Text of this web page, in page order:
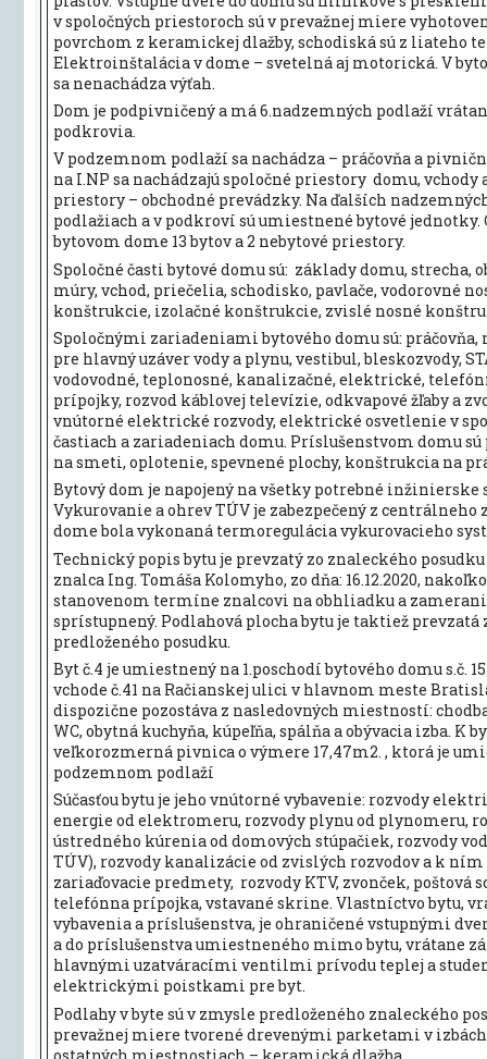
v spoločných priestoroch sú v prevažnej miere
povrchom z keramickej dlažby, schodiská sú z liateho
Elektroinštalácia v dome – svetelná aj motorická. V
sa nenachádza výťah.
Dom je podpivničený a má 6.nadzemných podlaží
podkrovia.
V podzemnom podlaží sa nachádza – práčovňa a
na I.NP sa nachádzajú spoločné priestory domu, vchody
priestory – obchodné prevádzky. Na ďalších
podlažiach a v podkroví sú umiestnené bytové jednotky.
bytovom dome 13 bytov a 2 nebytové priestory.
Spoločné časti bytové domu sú: základy domu, strecha,
múry, vchod, priečelia, schodisko, pavlače, vodorovné
konštrukcie, izolačné konštrukcie, zvislé nosné
Spoločnými zariadeniami bytového domu sú:
pre hlavný uzáver vody a plynu, vestibul, bleskozvody,
vodovodné, teplonosné, kanalizačné, elektrické,
prípojky, rozvod káblovej televízie, odkvapové žľaby a
vnútorné elektrické rozvody, elektrické osvetlenie v
častiach a zariadeniach domu. Príslušenstvom domu
na smeti, oplotenie, spevnené plochy, konštrukcia na
Bytový dom je napojený na všetky potrebné inžinierske
Vykurovanie a ohrev TÚV je zabezpečený z centrálneho
dome bola vykonaná termoregulácia vykurovacieho
Technický popis bytu je prevzatý zo znaleckého posudku
znalca Ing. Tomáša Kolomyho, zo dňa: 16.12.2020,
stanovenom termíne znalcovi na obhliadku a
sprístupnený. Podlahová plocha bytu je taktiež prevzatá
predloženého posudku.
Byt č.4 je umiestnený na 1.poschodí bytového domu s.č.
vchode č.41 na Račianskej ulici v hlavnom meste
dispozične pozostáva z nasledovných miestností:
WC, obytná kuchyňa, kúpeľňa, spálňa a obývacia izba. K
veľkorozmerná pivnica o výmere 17,47m2. , ktorá je
podzemnom podlaží
Súčasťou bytu je jeho vnútorné vybavenie: rozvody
energie od elektromeru, rozvody plynu od plynomeru,
ústredného kúrenia od domových stúpačiek, rozvody
TÚV), rozvody kanalizácie od zvislých rozvodov a k
zariaďovacie predmety, rozvody KTV, zvonček, poštová
telefónna prípojka, vstavané skrine. Vlastníctvo bytu,
vybavenia a príslušenstva, je ohraničené vstupnými
a do príslušenstva umiestneného mimo bytu, vrátane
hlavnými uzatváracími ventilmi prívodu teplej a
elektrickými poistkami pre byt.
Podlahy v byte sú v zmysle predloženého znaleckého
prevažnej miere tvorené drevenými parketami v izbách
ostatných miestnostiach – keramická dlažba.